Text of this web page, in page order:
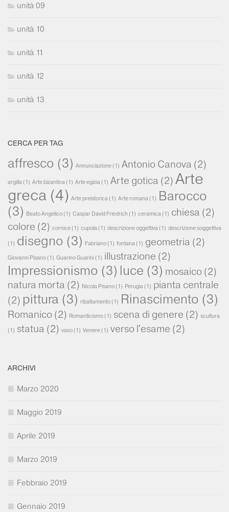
unità 09
unità 10
unità 11
unità 12
unità 13
CERCA PER TAG
affresco (3) Annunciazione(1) Antonio Canova (2)
argilla(1) Arte bizantina(1) Arte egizia(1) Arte gotica (2) Arte
greca (4) Arte preistorica(1) Arte romana(1) Barocco
(3)
Beato Angelico(1) Caspar David Friedrich (1) ceramica(1) chiesa (2)
colore (2) cornice(1) cupola(1) descrizione oggettiva(1) descrizione soggettiva
(1) disegno (3) Fabriano(1) fontana(1) geometria (2)
Giovanni Pisano(1) Guarino Guarini(1) illustrazione (2)
Impressionismo (3) luce (3) mosaico (2)
natura morta (2) Nicola Pisano(1) Perugia(1) pianta centrale
(2) pittura (3) ribaltamento(1) Rinascimento (3)
Romanico (2) Romanticismo(1) scena di genere (2) scultura
(1) statua (2) vaso(1) Venere(1) verso l'esame (2)
ARCHIVI
Marzo 2020
Maggio 2019
Aprile 2019
Marzo 2019
Febbraio 2019
Gennaio 2019